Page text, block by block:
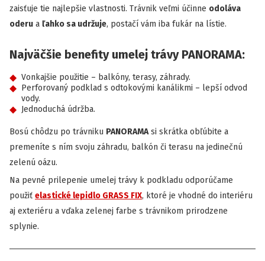
zaisťuje tie najlepšie vlastnosti. Trávnik veľmi účinne odoláva
oderu a ľahko sa udržuje, postačí vám iba fukár na lístie.
Najväčšie benefity umelej trávy PANORAMA:
Vonkajšie použitie – balkóny, terasy, záhrady.
Perforovaný podklad s odtokovými kanálikmi – lepší odvod
vody.
Jednoduchá údržba.
Bosú chôdzu po trávniku PANORAMAsi skrátka obľúbite a
premeníte s ním svoju záhradu, balkón či terasu na jedinečnú
zelenú oázu.
Na pevné prilepenie umelej trávy k podkladu odporúčame
použiť elastické lepidlo GRASS FIX, ktoré je vhodné do interiéru
aj exteriéru a vďaka zelenej farbe s trávnikom prirodzene
splynie.